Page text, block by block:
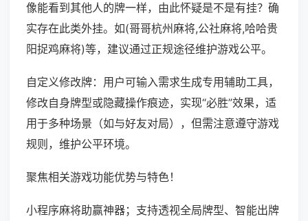
像能看到其他人的牌一样，由此怀疑是不是有挂？确
实存在此类外挂。如(哥哥杭州麻将,公社麻将,哈哈贵
阳捉鸡麻将)等，建议通过正规途径维护游戏公平。
自定义修改牌：用户可输入需求生成专用辅助工具，
修改自身牌型或隐藏操作痕迹，实现“必胜”效果，适
用于多种场景（如与好友对局），但需注意遵守游戏
规则，维护公平环境。
聚焦相关游戏功能优势与特色！
小程序麻将助赢神器；支持透视全局牌型、智能出牌